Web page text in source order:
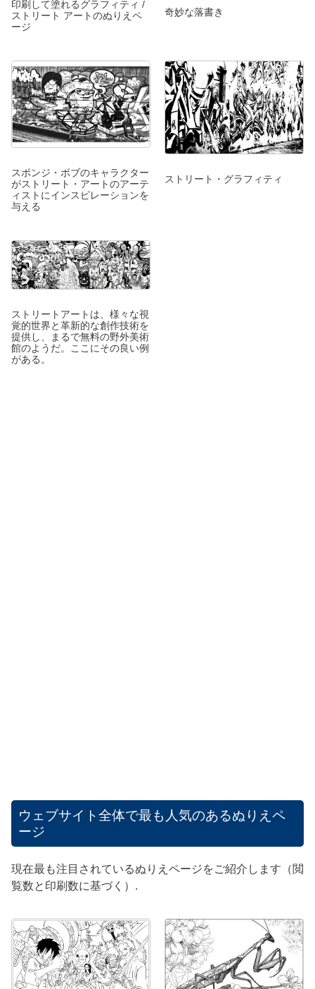
印刷して塗れるグラフィティ /
ストリート アートのぬりえペ
ージ
奇妙な落書き
スポンジ・ボブのキャラクター
がストリート・アートのアーテ
ィストにインスピレーションを
与える
ストリート・グラフィティ
ストリートアートは、様々な視
覚的世界と革新的な創作技術を
提供し、まるで無料の野外美術
館のようだ。ここにその良い例
がある。
ウェブサイト全体で最も人気のあるぬりえペ
ージ
現在最も注目されているぬりえページをご紹介します（閲
覧数と印刷数に基づく）.